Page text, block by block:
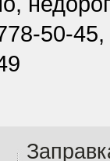
50-